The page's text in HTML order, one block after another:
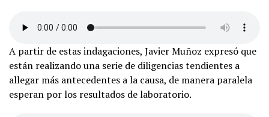
A partir de estas indagaciones, Javier Muñoz expresó que
están realizando una serie de diligencias tendientes a
allegar más antecedentes a la causa, de manera paralela
esperan por los resultados de laboratorio.